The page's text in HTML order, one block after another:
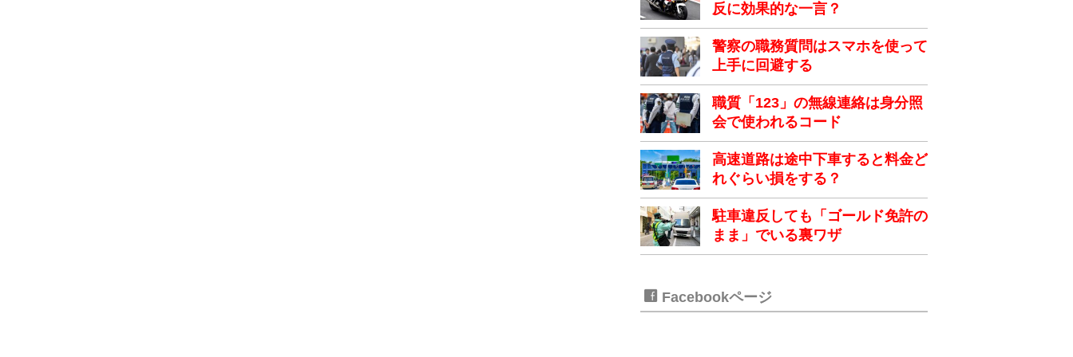
反に効果的な一言？
警察の職務質問はスマホを使って
上手に回避する
職質「123」の無線連絡は身分照
会で使われるコード
高速道路は途中下車すると料金ど
れぐらい損をする？
駐車違反しても「ゴールド免許の
まま」でいる裏ワザ
Facebookページ